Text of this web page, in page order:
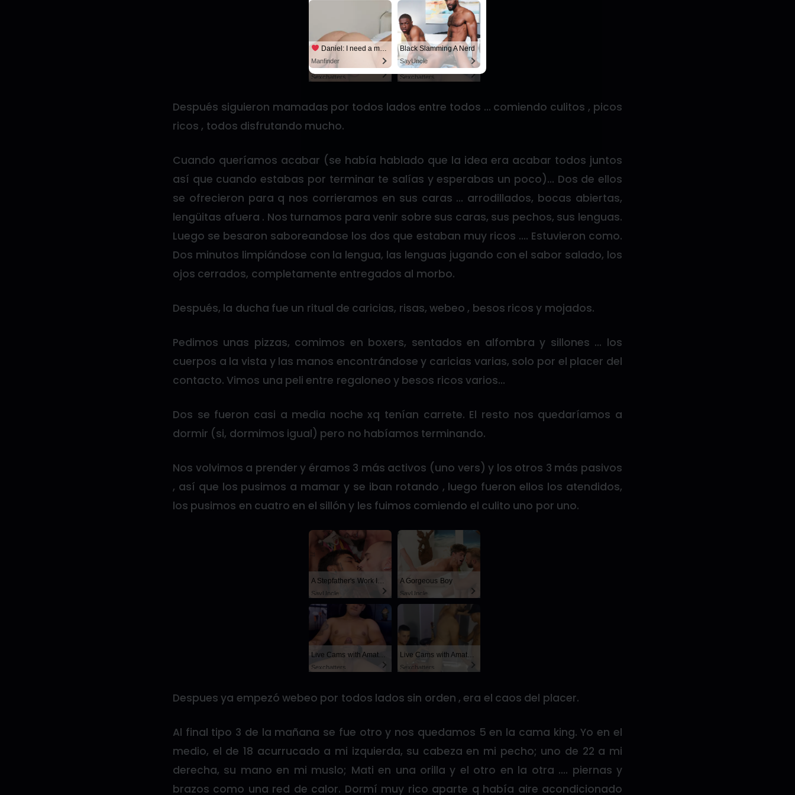
SayUncle SayUncle
Live Cams with Amateur Men
Sexchatters
Live Cams with Amateur Men
Sexchatters
Después siguieron mamadas por todos lados entre todos … comiendo culitos , picos
ricos , todos disfrutando mucho.
Cuando queríamos acabar (se había hablado que la idea era acabar todos juntos
así que cuando estabas por terminar te salías y esperabas un poco)… Dos de ellos
se ofrecieron para q nos corrieramos en sus caras … arrodillados, bocas abiertas,
lengüitas afuera . Nos turnamos para venir sobre sus caras, sus pechos, sus lenguas.
Luego se besaron saboreandose los dos que estaban muy ricos …. Estuvieron como.
Dos minutos limpiándose con la lengua, las lenguas jugando con el sabor salado, los
ojos cerrados, completamente entregados al morbo.
Después, la ducha fue un ritual de caricias, risas, webeo , besos ricos y mojados.
Pedimos unas pizzas, comimos en boxers, sentados en alfombra y sillones … los
cuerpos a la vista y las manos encontrándose y caricias varias, solo por el placer del
contacto. Vimos una peli entre regaloneo y besos ricos varios…
Dos se fueron casi a media noche xq tenían carrete. El resto nos quedaríamos a
dormir (si, dormimos igual) pero no habíamos terminando.
Nos volvimos a prender y éramos 3 más activos (uno vers) y los otros 3 más pasivos
, así que los pusimos a mamar y se iban rotando , luego fueron ellos los atendidos,
los pusimos en cuatro en el sillón y les fuimos comiendo el culito uno por uno.
A Stepfather's Work Is Never Done
SayUncle
A Gorgeous Boy
SayUncle
Live Cams with Amateur Men
Sexchatters
Live Cams with Amateur Men
Sexchatters
Despues ya empezó webeo por todos lados sin orden , era el caos del placer.
Al final tipo 3 de la mañana se fue otro y nos quedamos 5 en la cama king. Yo en el
medio, el de 18 acurrucado a mi izquierda, su cabeza en mi pecho; uno de 22 a mi
derecha, su mano en mi muslo; Mati en una orilla y el otro en la otra …. piernas y
brazos como una red de calor. Dormí muy rico aparte q había aire acondicionado
Daniel: I need a man for a spicy night...
Manfinder
Black Slamming A Nerd
SayUncle